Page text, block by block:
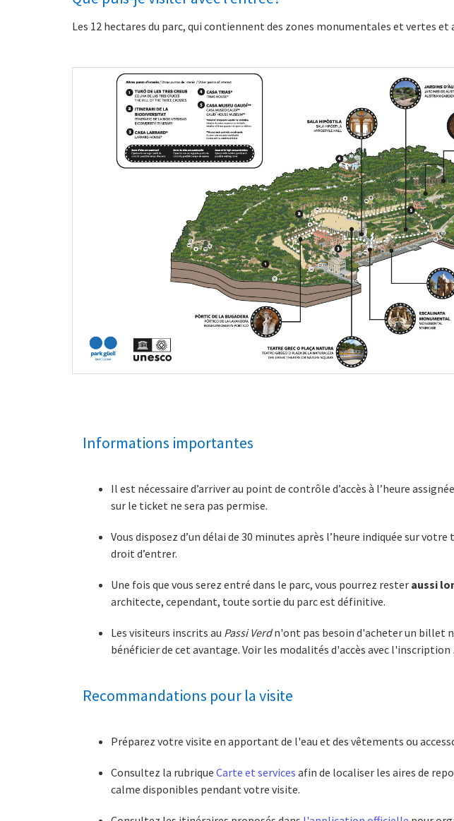
Les 12 hectares du parc, qui contiennent des zones monumentales et vertes
Informations importantes
Il est nécessaire d’arriver au point de contrôle d’accès à l’heure
sur le ticket ne sera pas permise.
Vous disposez d’un délai de 30 minutes après l’heure indiquée sur
droit d’entrer.
Une fois que vous serez entré dans le parc, vous pourrez rester aussi
architecte, cependant, toute sortie du parc est définitive.
Les visiteurs inscrits au Passi Verdn'ont pas besoin d'acheter un billet
bénéficier de cet avantage. Voir les modalités d'accès avec l'inscription
Recommandations pour la visite
Préparez votre visite en apportant de l'eau et des vêtements ou
Consultez la rubrique Carte et services afin de localiser les aires de
calme disponibles pendant votre visite.